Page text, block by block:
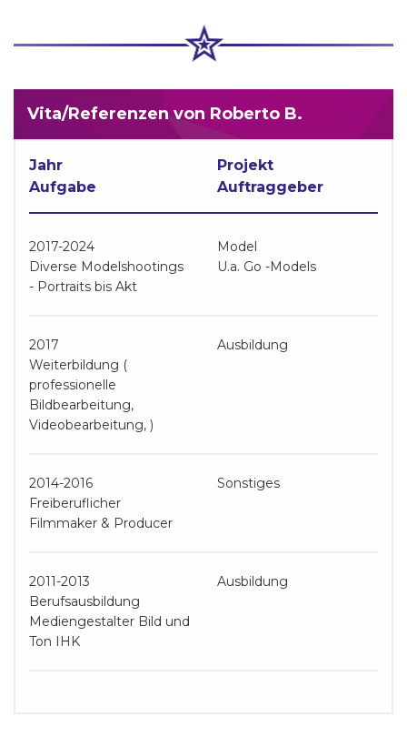
Vita/Referenzen von Roberto B.
Jahr
Projekt
Aufgabe
Auftraggeber
2017-2024
Model
Diverse Modelshootings
- Portraits bis Akt
U.a. Go -Models
2017
Ausbildung
Weiterbildung (
professionelle
Bildbearbeitung,
Videobearbeitung, )
2014-2016
Sonstiges
Freiberuflicher
Filmmaker & Producer
2011-2013
Ausbildung
Berufsausbildung
Mediengestalter Bild und
Ton IHK